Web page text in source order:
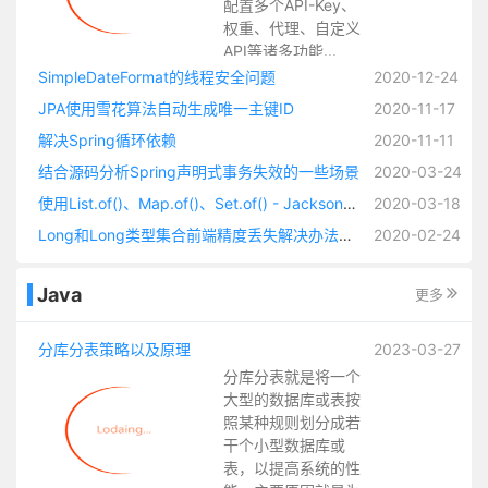
配置多个API-Key、
权重、代理、自定义
API等诸多功能...
SimpleDateFormat的线程安全问题
2020-12-24
JPA使用雪花算法自动生成唯一主键ID
2020-11-17
解决Spring循环依赖
2020-11-11
结合源码分析Spring声明式事务失效的一些场景
2020-03-24
使用List.of()、Map.of()、Set.of() - Jackson无法反序列化Redis缓存（缓存有类型标识的时候）
2020-03-18
Long和Long类型集合前端精度丢失解决办法锦集以及自定义JSON序列化方法
2020-02-24
Java 更多
分库分表策略以及原理
分库分表就是将一个
大型的数据库或表按
照某种规则划分成若
干个小型数据库或
表，以提高系统的性
2023-03-27